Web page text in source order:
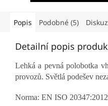
Popis Podobné (5)
Detailní popis
Lehká a pevná polobotka
provozů. Světlá podešev
Norma: EN ISO